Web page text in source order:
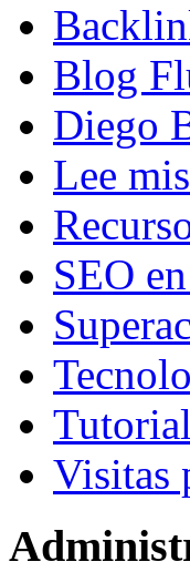
Blog
Diego
Lee
SEO
Visitas